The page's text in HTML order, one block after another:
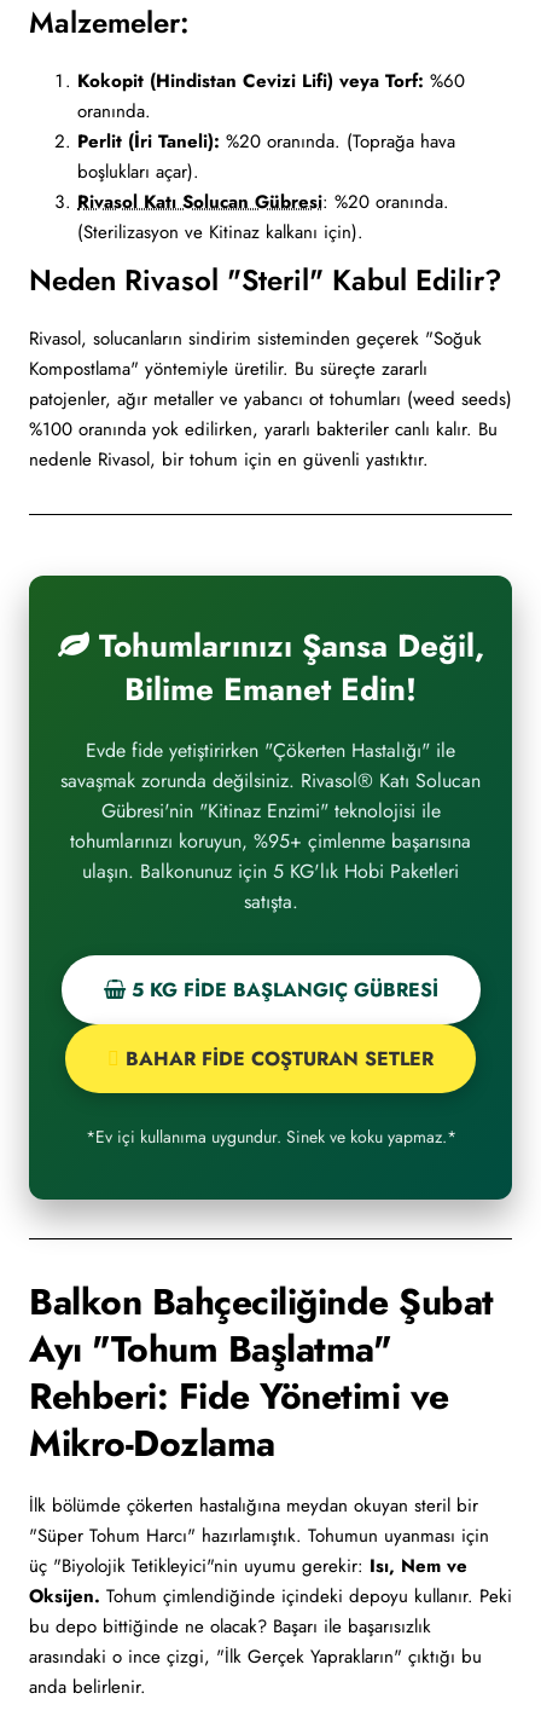
Malzemeler:
Kokopit (Hindistan Cevizi Lifi) veya Torf: %60
oranında.
Perlit (İri Taneli): %20 oranında. (Toprağa hava
boşlukları açar).
Rivasol Katı Solucan Gübresi: %20 oranında.
(Sterilizasyon ve Kitinaz kalkanı için).
Neden Rivasol "Steril" Kabul Edilir?
Rivasol, solucanların sindirim sisteminden geçerek "Soğuk
Kompostlama" yöntemiyle üretilir. Bu süreçte zararlı
patojenler, ağır metaller ve yabancı ot tohumları (weed seeds)
%100 oranında yok edilirken, yararlı bakteriler canlı kalır. Bu
nedenle Rivasol, bir tohum için en güvenli yastıktır.
Tohumlarınızı Şansa Değil,
Bilime Emanet Edin!
Evde fide yetiştirirken "Çökerten Hastalığı" ile
savaşmak zorunda değilsiniz. Rivasol® Katı Solucan
Gübresi'nin "Kitinaz Enzimi" teknolojisi ile
tohumlarınızı koruyun, %95+ çimlenme başarısına
ulaşın. Balkonunuz için 5 KG'lık Hobi Paketleri
satışta.
5 KG FİDE BAŞLANGIÇ GÜBRESİ
BAHAR FİDE COŞTURAN SETLER
*Ev içi kullanıma uygundur. Sinek ve koku yapmaz.*
Balkon Bahçeciliğinde Şubat
Ayı "Tohum Başlatma"
Rehberi: Fide Yönetimi ve
Mikro-Dozlama
İlk bölümde çökerten hastalığına meydan okuyan steril bir
"Süper Tohum Harcı" hazırlamıştık. Tohumun uyanması için
üç "Biyolojik Tetikleyici"nin uyumu gerekir: Isı, Nem ve
Oksijen. Tohum çimlendiğinde içindeki depoyu kullanır. Peki
bu depo bittiğinde ne olacak? Başarı ile başarısızlık
arasındaki o ince çizgi, "İlk Gerçek Yaprakların" çıktığı bu
anda belirlenir.